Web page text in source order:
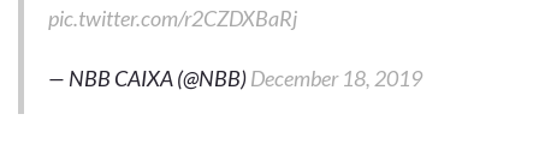
pic.twitter.com/r2CZDXBaRj
— NBB CAIXA (@NBB)December 18, 2019